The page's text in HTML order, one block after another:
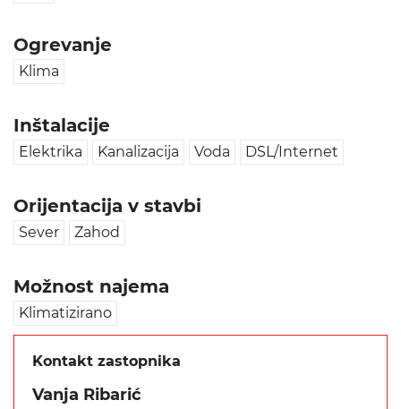
Ogrevanje
Klima
Inštalacije
Elektrika Kanalizacija Voda DSL/Internet
Orijentacija v stavbi
Sever Zahod
Možnost najema
Klimatizirano
Kontakt zastopnika
Vanja Ribarić